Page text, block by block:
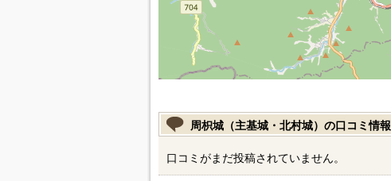
周枳城（主基城・北村城）の口コミ情報
口コミがまだ投稿されていません。